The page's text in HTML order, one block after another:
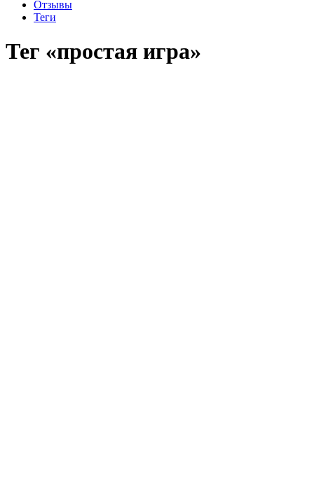
Отзывы
Теги
Тег «простая игра»